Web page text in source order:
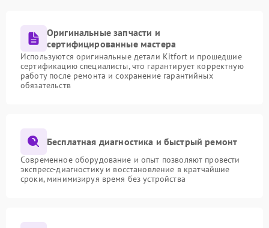
Оригинальные запчасти и
сертифицированные мастера
Используются оригинальные детали Kitfort и прошедшие
сертификацию специалисты, что гарантирует корректную
работу после ремонта и сохранение гарантийных
обязательств
Бесплатная диагностика и быстрый ремонт
Современное оборудование и опыт позволяют провести
экспресс-диагностику и восстановление в кратчайшие
сроки, минимизируя время без устройства